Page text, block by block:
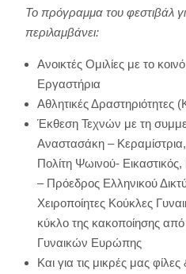
Το πρόγραμμα του φεστιβάλ
περιλαμβάνει:
Ανοικτές Ομιλίες με το
Εργαστήρια
Αθλητικές Δραστηριότητες
Έκθεση Τεχνών με τη
Αναστασάκη –
Πολίτη Ψωινού-
– Πρόεδρος Ελληνικού
Χειροποίητες Κούκλες
κύκλο της κακοποίησης
Γυναικών Ευρώπης
Και για τις μικρές μας